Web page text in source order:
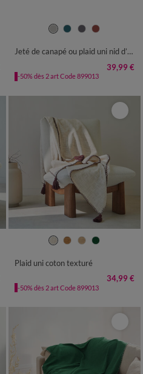
Jeté de canapé ou plaid uni nid d’abeille - coton
39,99 €
-50% dès 2 art Code 899013
Plaid uni coton texturé
34,99 €
-50% dès 2 art Code 899013